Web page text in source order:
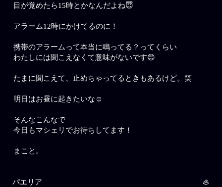
目が覚めたら15時とかなんだよね😇
アラーム12時にかけてるのに！
携帯のアラームって本当に鳴ってる？ってくらい
わたしには聞こえなくて意味がないです😊
たまに聞こえて、止めちゃってるときもあるけど。笑
明日はお昼に起きたいな☺️
そんなこんなで
今日もマシェリでお待ちしてます！
まこと。
パエリア 🦪